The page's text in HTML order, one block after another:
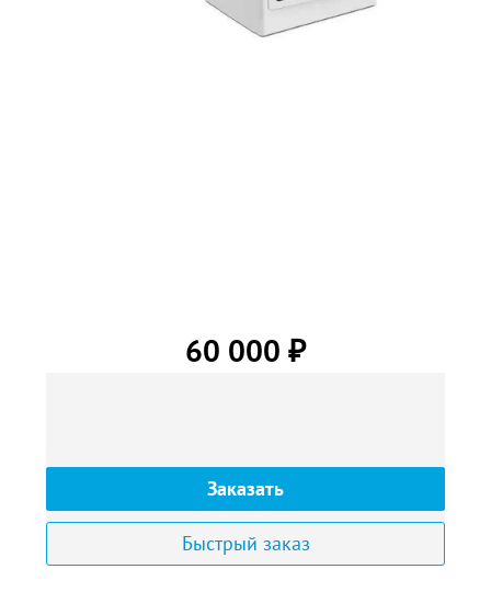
60 000 ₽
Заказать
Быстрый заказ